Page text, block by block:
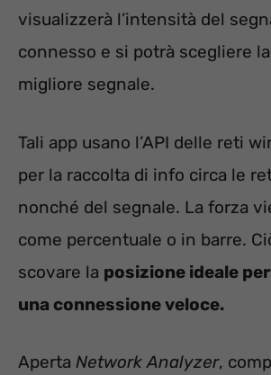
visualizzerà l’intensità del
connesso e si potrà scegliere
migliore segnale.
Tali app usano l’API delle reti
per la raccolta di info circa le
nonché del segnale. La forza
come percentuale o in barre.
scovare la posizione ideale
una connessione veloce.
Aperta Network Analyzer,